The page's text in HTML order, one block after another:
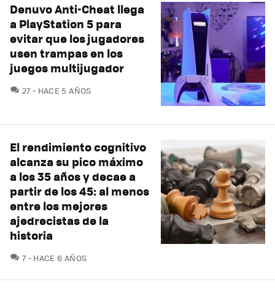
Denuvo Anti-Cheat llega
a PlayStation 5 para
evitar que los jugadores
usen trampas en los
juegos multijugador
27COMENTARIOS
HACE 5 AÑOS
El rendimiento cognitivo
alcanza su pico máximo
a los 35 años y decae a
partir de los 45: al menos
entre los mejores
ajedrecistas de la
historia
7COMENTARIOS
HACE 6 AÑOS